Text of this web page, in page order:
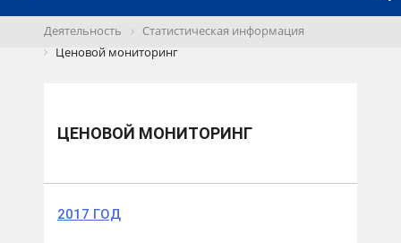
Деятельность
Статистическая информация
Ценовой мониторинг
ЦЕНОВОЙ МОНИТОРИНГ
2017 ГОД